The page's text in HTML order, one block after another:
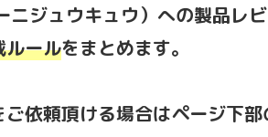
ジュウキュウ）への製品レ
ルールをまとめます。
依頼頂ける場合はページ下部